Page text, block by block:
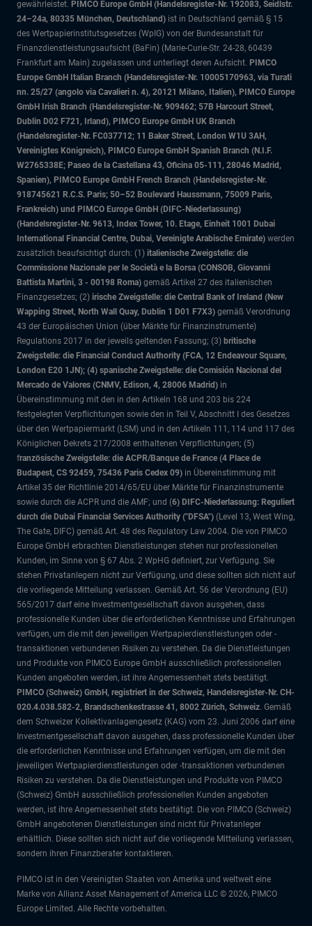
gewährleistet. PIMCO Europe GmbH (Handelsregister-Nr. 192083, Seidlstr.
24–24a, 80335 München, Deutschland) ist in Deutschland gemäß § 15
des Wertpapierinstitutsgesetzes (WpIG) von der Bundesanstalt für
Finanzdienstleistungsaufsicht (BaFin) (Marie-Curie-Str. 24-28, 60439
Frankfurt am Main) zugelassen und unterliegt deren Aufsicht. PIMCO
Europe GmbH Italian Branch (Handelsregister-Nr. 10005170963, via Turati
nn. 25/27 (angolo via Cavalieri n. 4), 20121 Milano, Italien), PIMCO Europe
GmbH Irish Branch (Handelsregister-Nr. 909462; 57B Harcourt Street,
Dublin D02 F721, Irland), PIMCO Europe GmbH UK Branch
(Handelsregister-Nr. FC037712; 11 Baker Street, London W1U 3AH,
Vereinigtes Königreich), PIMCO Europe GmbH Spanish Branch (N.I.F.
W2765338E; Paseo de la Castellana 43, Oficina 05-111, 28046 Madrid,
Spanien), PIMCO Europe GmbH French Branch (Handelsregister-Nr.
918745621 R.C.S. Paris; 50–52 Boulevard Haussmann, 75009 Paris,
Frankreich) und PIMCO Europe GmbH (DIFC-Niederlassung)
(Handelsregister-Nr. 9613, Index Tower, 10. Etage, Einheit 1001 Dubai
International Financial Centre, Dubai, Vereinigte Arabische Emirate) werden
zusätzlich beaufsichtigt durch: (1) italienische Zweigstelle: die
Commissione Nazionale per le Società e la Borsa (CONSOB, Giovanni
Battista Martini, 3 - 00198 Roma) gemäß Artikel 27 des italienischen
Finanzgesetzes; (2) irische Zweigstelle: die Central Bank of Ireland (New
Wapping Street, North Wall Quay, Dublin 1 D01 F7X3) gemäß Verordnung
43 der Europäischen Union (über Märkte für Finanzinstrumente)
Regulations 2017 in der jeweils geltenden Fassung; (3) britische
Zweigstelle: die Financial Conduct Authority (FCA, 12 Endeavour Square,
London E20 1JN); (4) spanische Zweigstelle: die Comisión Nacional del
Mercado de Valores (CNMV, Edison, 4, 28006 Madrid) in
Übereinstimmung mit den in den Artikeln 168 und 203 bis 224
festgelegten Verpflichtungen sowie den in Teil V, Abschnitt I des Gesetzes
über den Wertpapiermarkt (LSM) und in den Artikeln 111, 114 und 117 des
Königlichen Dekrets 217/2008 enthaltenen Verpflichtungen; (5)
französische Zweigstelle: die ACPR/Banque de France (4 Place de
Budapest, CS 92459, 75436 Paris Cedex 09) in Übereinstimmung mit
Artikel 35 der Richtlinie 2014/65/EU über Märkte für Finanzinstrumente
sowie durch die ACPR und die AMF; und (6) DIFC-Niederlassung: Reguliert
durch die Dubai Financial Services Authority ("DFSA") (Level 13, West Wing,
The Gate, DIFC) gemäß Art. 48 des Regulatory Law 2004. Die von PIMCO
Europe GmbH erbrachten Dienstleistungen stehen nur professionellen
Kunden, im Sinne von § 67 Abs. 2 WpHG definiert, zur Verfügung. Sie
stehen Privatanlegern nicht zur Verfügung, und diese sollten sich nicht auf
die vorliegende Mitteilung verlassen. Gemäß Art. 56 der Verordnung (EU)
565/2017 darf eine Investmentgesellschaft davon ausgehen, dass
professionelle Kunden über die erforderlichen Kenntnisse und Erfahrungen
verfügen, um die mit den jeweiligen Wertpapierdienstleistungen oder -
transaktionen verbundenen Risiken zu verstehen. Da die Dienstleistungen
und Produkte von PIMCO Europe GmbH ausschließlich professionellen
Kunden angeboten werden, ist ihre Angemessenheit stets bestätigt.
PIMCO (Schweiz) GmbH, registriert in der Schweiz, Handelsregister-Nr. CH-
020.4.038.582-2, Brandschenkestrasse 41, 8002 Zürich, Schweiz. Gemäß
dem Schweizer Kollektivanlagengesetz (KAG) vom 23. Juni 2006 darf eine
Investmentgesellschaft davon ausgehen, dass professionelle Kunden über
die erforderlichen Kenntnisse und Erfahrungen verfügen, um die mit den
jeweiligen Wertpapierdienstleistungen oder -transaktionen verbundenen
Risiken zu verstehen. Da die Dienstleistungen und Produkte von PIMCO
(Schweiz) GmbH ausschließlich professionellen Kunden angeboten
werden, ist ihre Angemessenheit stets bestätigt. Die von PIMCO (Schweiz)
GmbH angebotenen Dienstleistungen sind nicht für Privatanleger
erhältlich. Diese sollten sich nicht auf die vorliegende Mitteilung verlassen,
sondern ihren Finanzberater kontaktieren.
PIMCO ist in den Vereinigten Staaten von Amerika und weltweit eine
Marke von Allianz Asset Management of America LLC © 2026, PIMCO
Europe Limited. Alle Rechte vorbehalten.